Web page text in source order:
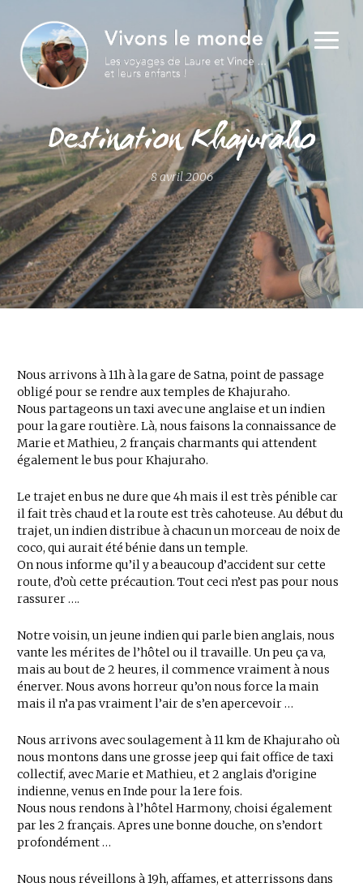
Destination Khajuraho
8 avril 2006
Nous arrivons à 11h à la gare de Satna, point de passage
obligé pour se rendre aux temples de Khajuraho.
Nous partageons un taxi avec une anglaise et un indien
pour la gare routière. Là, nous faisons la connaissance de
Marie et Mathieu, 2 français charmants qui attendent
également le bus pour Khajuraho.
Le trajet en bus ne dure que 4h mais il est très pénible car
il fait très chaud et la route est très cahoteuse. Au début du
trajet, un indien distribue à chacun un morceau de noix de
coco, qui aurait été bénie dans un temple.
On nous informe qu’il y a beaucoup d’accident sur cette
route, d’où cette précaution. Tout ceci n’est pas pour nous
rassurer ….
Notre voisin, un jeune indien qui parle bien anglais, nous
vante les mérites de l’hôtel ou il travaille. Un peu ça va,
mais au bout de 2 heures, il commence vraiment à nous
énerver. Nous avons horreur qu’on nous force la main
mais il n’a pas vraiment l’air de s’en apercevoir …
Nous arrivons avec soulagement à 11 km de Khajuraho où
nous montons dans une grosse jeep qui fait office de taxi
collectif, avec Marie et Mathieu, et 2 anglais d’origine
indienne, venus en Inde pour la 1ere fois.
Nous nous rendons à l’hôtel Harmony, choisi également
par les 2 français. Apres une bonne douche, on s’endort
profondément …
Nous nous réveillons à 19h, affames, et atterrissons dans